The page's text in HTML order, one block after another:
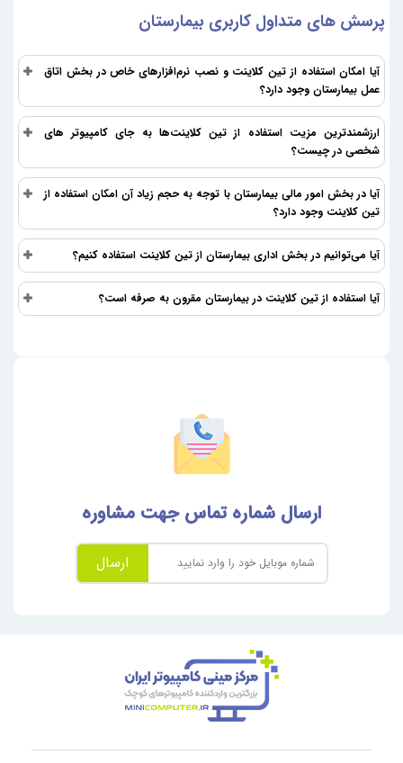
پرسش های متداول کاربری بیمارستان
آیا امکان استفاده از تین کلاینت و نصب نرم‌افزارهای خاص در بخش اتاق
عمل بیمارستان وجود دارد؟
ارزشمندترین مزیت استفاده از تین کلاینت‌ها به جای کامپیوتر های
شخصی در چیست؟
آیا در بخش امور مالی بیمارستان با توجه به حجم زیاد آن امکان استفاده از
تین کلاینت وجود دارد؟
آیا می‌توانیم در بخش اداری بیمارستان از تین کلاینت استفاده کنیم؟
آیا استفاده از تین کلاینت در بیمارستان مقرون به صرفه است؟
ارسال شماره تماس جهت مشاوره